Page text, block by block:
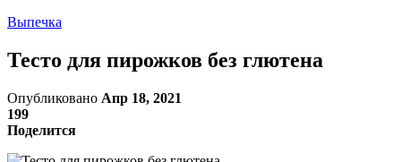
Выпечка
Тесто для пирожков без глютена
Опубликовано Апр 18, 2021
199
Поделится